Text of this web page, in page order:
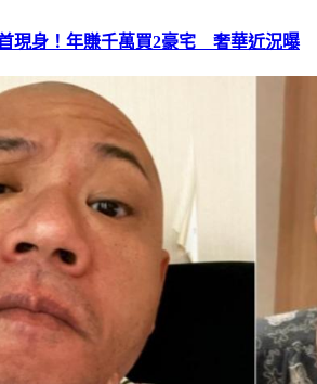
現身！年賺千萬買2豪宅 奢華近況曝